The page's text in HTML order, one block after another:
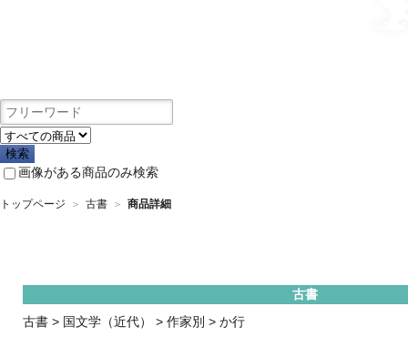
画像がある商品のみ検索
トップページ ＞ 古書 ＞ 商品詳細
古書
古書 > 国文学（近代） > 作家別 > か行